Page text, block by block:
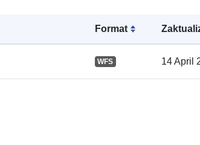
Format
WFS 14 April